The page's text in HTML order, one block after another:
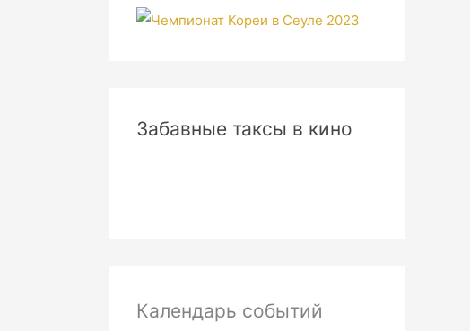
Забавные таксы в кино
Календарь событий